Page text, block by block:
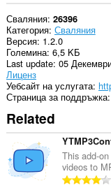
на
сърфиране.
Сваляния 26396
Категория Сваляния
Версия 1.2.0
Големина 6,5 KБ
Last update 05
Лиценз
Уебсайт на услугата
Страница за поддръжка
Related
This add-
videos to